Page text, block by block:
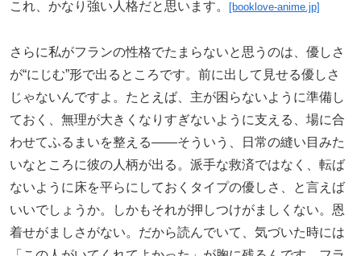
これ、かなり強い人格だと思います。 [booklove-anime.jp]
さらに私がフランの性格でたまらないと思うのは、優しさ
が“にじむ”形で出るところです。前に出して見せる優しさ
じゃないんですよ。たとえば、主が困らないように準備し
ておく、無理が大きくなりすぎないように支える、場に合
わせてふるまいを整える――そういう、日常の縫い目みた
いなところに彼の人柄が出る。派手な救済ではなく、転ば
ないように床を平らにしておくタイプの優しさ、と言えば
いいでしょうか。しかもそれが押しつけがましくない。恩
着せがましさがない。だから読んでいて、気づいた時には